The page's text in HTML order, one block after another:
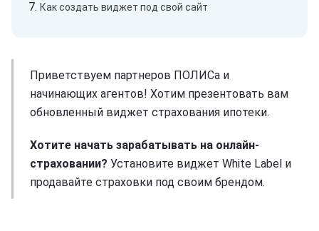
Как создать виджет под свой сайт
Приветствуем партнеров ПОЛИСа и
начинающих агентов! Хотим презентовать вам
обновленный виджет страхования ипотеки.
Хотите начать зарабатывать на онлайн-
страховании? Установите виджет White Label и
продавайте страховки под своим брендом.